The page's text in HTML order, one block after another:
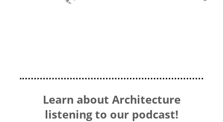
Learn about Architecture
listening to our podcast!